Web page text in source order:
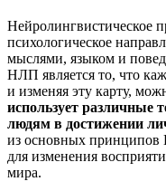
психологическое
мыслями, языком и
НЛП является то, что
и изменяя эту карту,
использует различные
людям в достижении
из основных принципов
для изменения
мира.